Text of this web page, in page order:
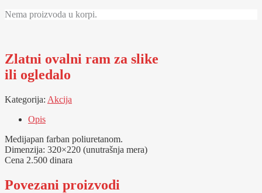
Nema proizvoda u korpi.
Zlatni ovalni ram za slike
ili ogledalo
Kategorija: Akcija
Opis
Medijapan farban poliuretanom.
Dimenzija: 320×220 (unutrašnja mera)
Cena 2.500 dinara
Povezani proizvodi